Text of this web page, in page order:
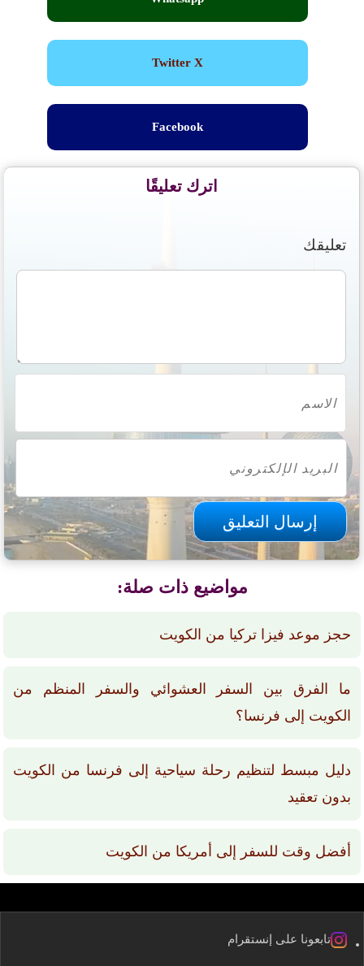
Twitter X
Facebook
اترك تعليقًا
تعليقك
مواضيع ذات صلة:
حجز موعد فيزا تركيا من الكويت
ما الفرق بين السفر العشوائي والسفر المنظم من
الكويت إلى فرنسا؟
دليل مبسط لتنظيم رحلة سياحية إلى فرنسا من الكويت
بدون تعقيد
أفضل وقت للسفر إلى أمريكا من الكويت
تابعونا على إنستقرام